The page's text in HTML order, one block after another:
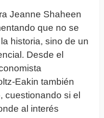
Jeanne Shaheen
que no se
historia, sino de un
Desde el
Eakin también
cuestionando si el
al interés